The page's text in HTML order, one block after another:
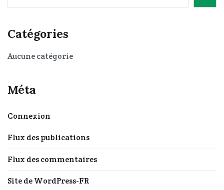
Catégories
Aucune catégorie
Méta
Connexion
Flux des publications
Flux des commentaires
Site de WordPress-FR